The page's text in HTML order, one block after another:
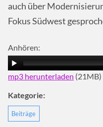
auch über
Fokus Südwest
Anhören:
mp3 herunterladen (21MB)
Kategorie:
Beiträge